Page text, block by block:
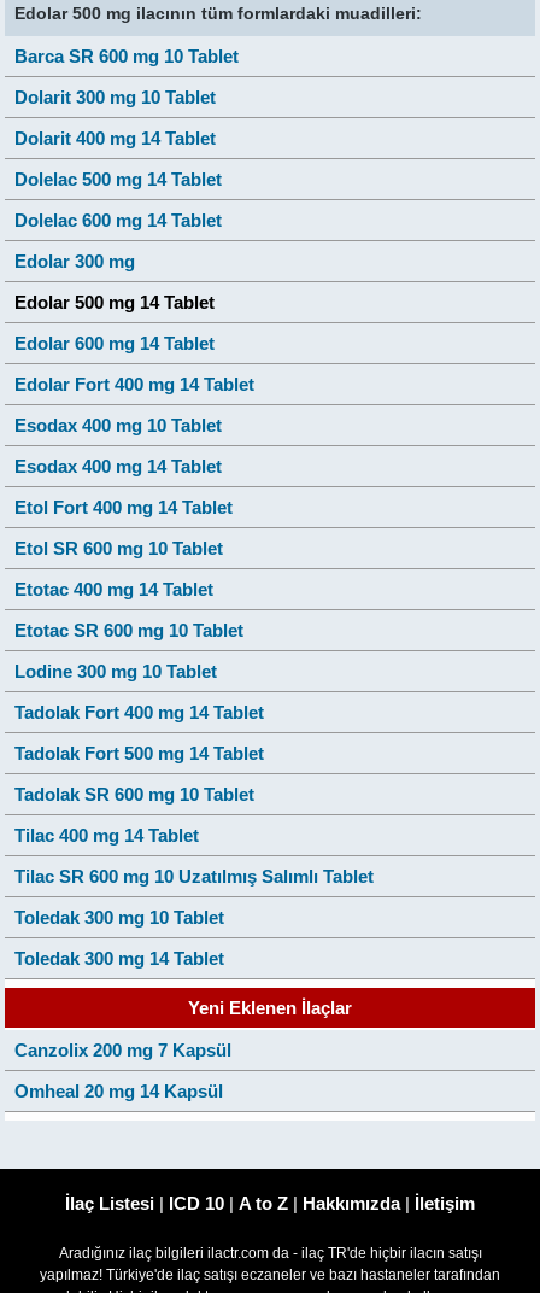
Edolar 500 mg ilacının tüm formlardaki muadilleri:
Barca SR 600 mg 10 Tablet
Dolarit 300 mg 10 Tablet
Dolarit 400 mg 14 Tablet
Dolelac 500 mg 14 Tablet
Dolelac 600 mg 14 Tablet
Edolar 300 mg
Edolar 500 mg 14 Tablet
Edolar 600 mg 14 Tablet
Edolar Fort 400 mg 14 Tablet
Esodax 400 mg 10 Tablet
Esodax 400 mg 14 Tablet
Etol Fort 400 mg 14 Tablet
Etol SR 600 mg 10 Tablet
Etotac 400 mg 14 Tablet
Etotac SR 600 mg 10 Tablet
Lodine 300 mg 10 Tablet
Tadolak Fort 400 mg 14 Tablet
Tadolak Fort 500 mg 14 Tablet
Tadolak SR 600 mg 10 Tablet
Tilac 400 mg 14 Tablet
Tilac SR 600 mg 10 Uzatılmış Salımlı Tablet
Toledak 300 mg 10 Tablet
Toledak 300 mg 14 Tablet
Yeni Eklenen İlaçlar
Canzolix 200 mg 7 Kapsül
Omheal 20 mg 14 Kapsül
İlaç Listesi | ICD 10 | A to Z | Hakkımızda| İletişim
Aradığınız ilaç bilgileri ilactr.com da - ilaç TR'de hiçbir ilacın satışı
yapılmaz! Türkiye'de ilaç satışı eczaneler ve bazı hastaneler tarafından